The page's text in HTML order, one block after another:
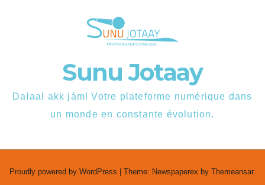
Sunu Jotaay
Dalaal akk jàm! Votre plateforme numérique dans
un monde en constante évolution.
Proudly powered by WordPress Theme: Newspaperex by Themeansar.